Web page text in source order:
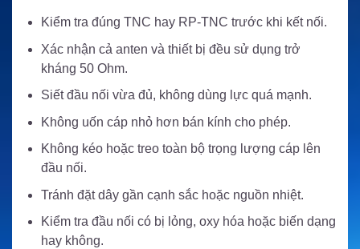
Kiểm tra đúng TNC hay RP-TNC trước khi kết nối.
Xác nhận cả anten và thiết bị đều sử dụng trở
kháng 50 Ohm.
Siết đầu nối vừa đủ, không dùng lực quá mạnh.
Không uốn cáp nhỏ hơn bán kính cho phép.
Không kéo hoặc treo toàn bộ trọng lượng cáp lên
đầu nối.
Tránh đặt dây gần cạnh sắc hoặc nguồn nhiệt.
Kiểm tra đầu nối có bị lỏng, oxy hóa hoặc biến dạng
hay không.